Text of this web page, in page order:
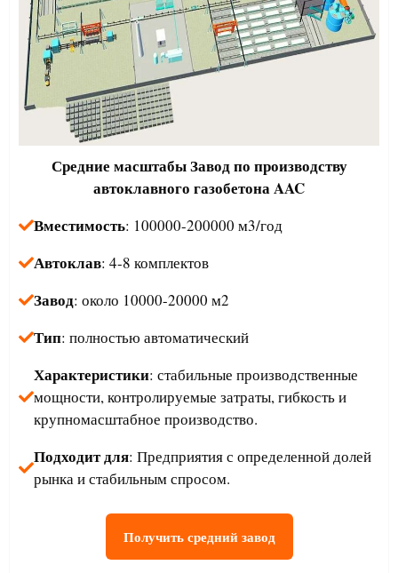
Средние масштабыЗавод по производству
автоклавного газобетона AAC
Вместимость: 100000-200000 м3/год
Автоклав: 4-8 комплектов
Завод: около 10000-20000 м2
Тип: полностью автоматический
Характеристики: стабильные производственные
мощности, контролируемые затраты, гибкость и
крупномасштабное производство.
Подходит для: Предприятия с определенной долей
рынка и стабильным спросом.
Получить средний завод